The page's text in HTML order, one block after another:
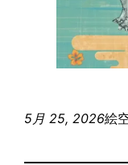
5月 25, 2026絵